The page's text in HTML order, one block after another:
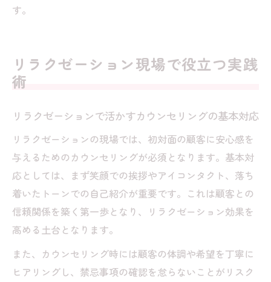
す。
リラクゼーション現場で役立つ実践
術
リラクゼーションで活かすカウンセリングの基本対応
リラクゼーションの現場では、初対面の顧客に安心感を
与えるためのカウンセリングが必須となります。基本対
応としては、まず笑顔での挨拶やアイコンタクト、落ち
着いたトーンでの自己紹介が重要です。これは顧客との
信頼関係を築く第一歩となり、リラクゼーション効果を
高める土台となります。
また、カウンセリング時には顧客の体調や希望を丁寧に
ヒアリングし、禁忌事項の確認を怠らないことがリスク